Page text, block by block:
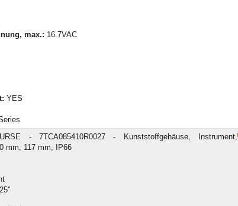
max.: 16.7VAC
YES
- 7TCA085410R0027 - Kunststoffgehäuse, Instrument,
mm, 117 mm, IP66